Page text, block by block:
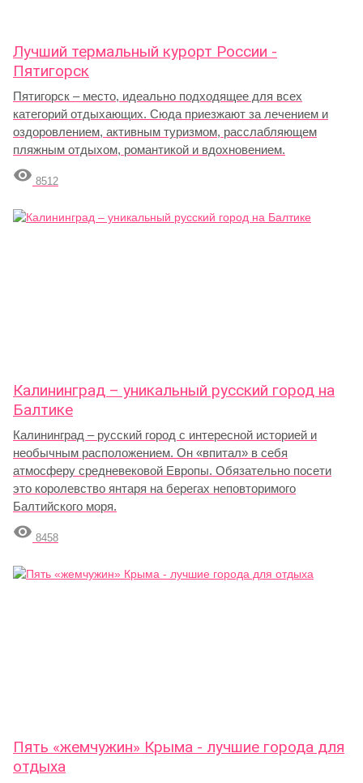
Лучший термальный курорт России -
Пятигорск
Пятигорск – место, идеально подходящее для всех
категорий отдыхающих. Сюда приезжают за лечением и
оздоровлением, активным туризмом, расслабляющем
пляжным отдыхом, романтикой и вдохновением.
 8512
Калининград – уникальный русский город на
Балтике
Калининград – русский город с интересной историей и
необычным расположением. Он «впитал» в себя
атмосферу средневековой Европы. Обязательно посети
это королевство янтаря на берегах неповторимого
Балтийского моря.
 8458
Пять «жемчужин» Крыма - лучшие города для
отдыха